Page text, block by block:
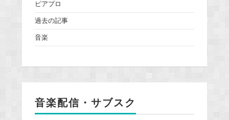
ピアプロ
過去の記事
音楽
音楽配信・サブスク